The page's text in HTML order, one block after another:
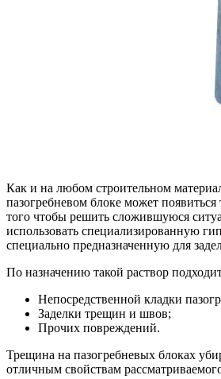
Как и на любом строительном
пазогребневом блоке может
того чтобы решить сложившуюся
использовать специализированную
специально предназначенную для
По назначению такой раствор
Непосредственной кладки
Заделки трещин и швов;
Прочих повреждений.
Трещина на пазогребневых блоках
отличным свойствам